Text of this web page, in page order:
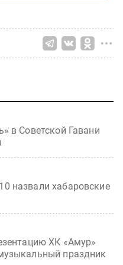
в Советской Гавани
назвали хабаровские
ХК «Амур»
праздник